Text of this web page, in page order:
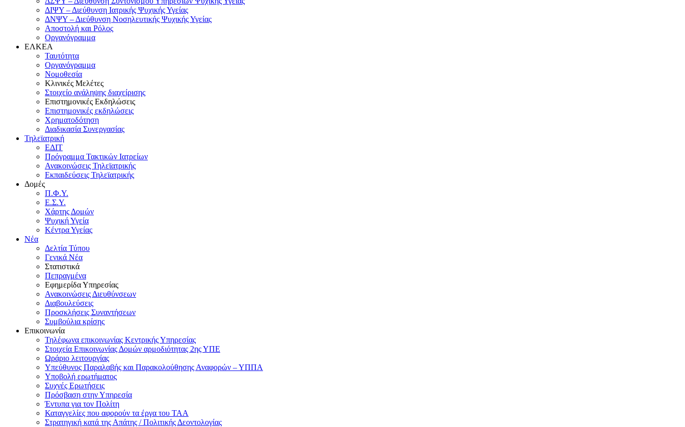
ΔΙΨΥ – Διεύθυνση Ιατρικής Ψυχικής Υγείας
ΔΝΨΥ – Διεύθυνση Νοσηλευτικής Ψυχικής Υγείας
Αποστολή και Ρόλος
Οργανόγραμμα
ΕΛΚΕΑ
Ταυτότητα
Οργανόγραμμα
Νομοθεσία
Κλινικές Μελέτες
Στοιχείο ανάληψης διαχείρισης
Επιστημονικές Εκδηλώσεις
Επιστημονικές εκδηλώσεις
Χρηματοδότηση
Διαδικασία Συνεργασίας
Τηλεϊατρική
ΕΔΙΤ
Πρόγραμμα Τακτικών Ιατρείων
Ανακοινώσεις Τηλεϊατρικής
Εκπαιδεύσεις Τηλεϊατρικής
Δομές
Π.Φ.Υ.
Ε.Σ.Υ.
Χάρτης Δομών
Ψυχική Υγεία
Κέντρα Υγείας
Νέα
Δελτία Τύπου
Γενικά Νέα
Στατιστικά
Πεπραγμένα
Εφημερίδα Υπηρεσίας
Ανακοινώσεις Διευθύνσεων
Διαβουλεύσεις
Προσκλήσεις Συναντήσεων
Συμβούλια κρίσης
Επικοινωνία
Τηλέφωνα επικοινωνίας Κεντρικής Υπηρεσίας
Στοιχεία Επικοινωνίας Δομών αρμοδιότητας 2ης ΥΠΕ
Ωράριο λειτουργίας
Υπεύθυνος Παραλαβής και Παρακολούθησης Αναφορών – ΥΠΠΑ
Υποβολή ερωτήματος
Συχνές Ερωτήσεις
Πρόσβαση στην Υπηρεσία
Έντυπα για τον Πολίτη
Καταγγελίες που αφορούν τα έργα του ΤΑΑ
Στρατηγική κατά της Απάτης / Πολιτικής Δεοντολογίας